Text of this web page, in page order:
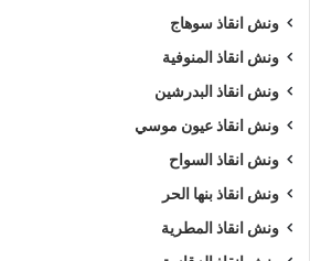
ونش انقاذ سوهاج
ونش انقاذ المنوفية
ونش انقاذ البدرشين
ونش انقاذ عيون موسي
ونش انقاذ السواح
ونش انقاذ بنها الحر
ونش انقاذ المطرية